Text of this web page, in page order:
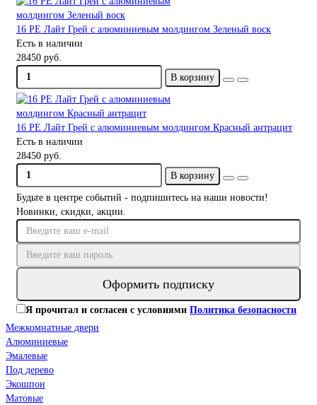
16 PE Лайт Грей с алюминиевым молдингом Зеленый воск
Есть в наличии
28450 руб.
В корзину
16 PE Лайт Грей с алюминиевым молдингом Красный антрацит
Есть в наличии
28450 руб.
В корзину
Будьте в центре событий - подпишитесь на наши новости!
Новинки, скидки, акции.
Оформить подписку
Я прочитал и согласен с условиями Политика безопасности
Межкомнатные двери
Алюминиевые
Эмалевые
Под дерево
Экошпон
Матовые